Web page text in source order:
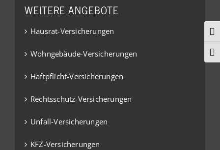
WEITERE ANGEBOTE
Hausrat-Versicherungen
Wohngebäude-Versicherungen
Haftpflicht-Versicherungen
Rechtsschutz-Versicherungen
Unfall-Versicherungen
KFZ-Versicherungen